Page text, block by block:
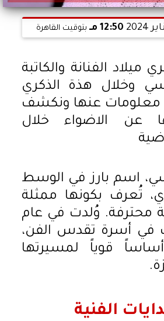
12:50 مـ بتوقيت القاهرة
ميلاد الفنانة والكاتبة
وخلال هذة الذكري
معلومات عنها ونكشف
عن الاضواء خلال
اسم بارز في الوسط
تُعرف بكونها ممثلة
محترفة. وُلدت في عام
في أسرة تقدس الفن،
قوياً لمسيرتها
الفنية